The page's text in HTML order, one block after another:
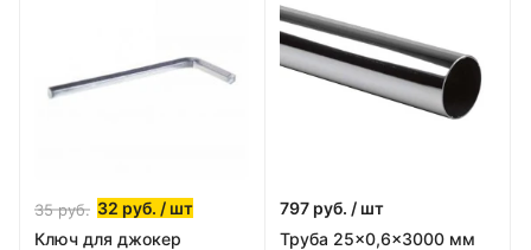
35руб. 32 руб. / шт
Ключ для джокер
797 руб. / шт
Труба 25x0,6x3000 мм